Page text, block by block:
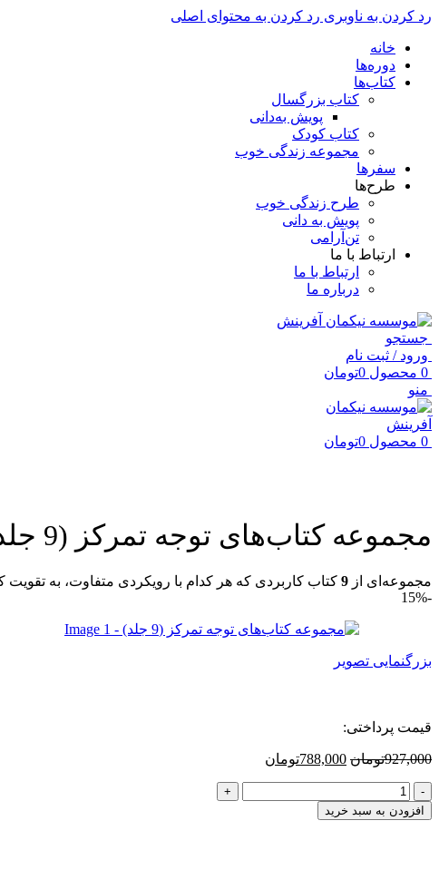
رد کردن به ناوبری رد کردن به محتوای اصلی
خانه
دوره‌ها
کتاب‌ها
کتاب بزرگسال
پویش به‌دانی
کتاب کودک
مجموعه زندگی خوب
سفرها
طرح‌ها
طرح زندگی خوب
پویش به دانی
تن‌آرامی
ارتباط با ما
ارتباط با ما
درباره ما
جستجو
ورود / ثبت نام
0 محصول 0تومان
منو
0 محصول 0تومان
مجموعه کتاب‌های توجه تمرکز (9 جلد)
مجموعه‌ای از 9 کتاب کاربردی که هر کدام با رویکردی متفاوت، به
-15%
بزرگنمایی تصویر
قیمت پرداختی:
927,000تومان قیمت
بود.
788,000تومان
788,000تومان.
مجموعه
کتاب‌های
توجه
افزودن به سبد خرید